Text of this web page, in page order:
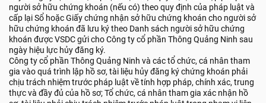
người sở hữu chứng khoán (nếu có) theo quy định của pháp luật và
cấp lại Sổ hoặc Giấy chứng nhận sở hữu chứng khoán cho người sở
hữu chứng khoán đã lưu ký theo Danh sách người sở hữu chứng
khoán được VSDC gửi cho Công ty cổ phần Thông Quảng Ninh sau
ngày hiệu lực hủy đăng ký.
Công ty cổ phần Thông Quảng Ninh và các tổ chức, cá nhân tham
gia vào quá trình lập hồ sơ, tài liệu hủy đăng ký chứng khoán phải
chịu trách nhiệm trước pháp luật về tính hợp pháp, chính xác, trung
thực và đầy đủ của hồ sơ; Tổ chức, cá nhân tham gia xác nhận hồ